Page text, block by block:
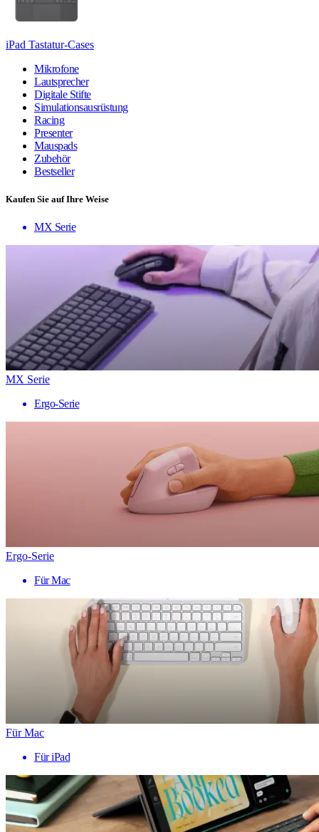
iPad Tastatur-Cases
Mikrofone
Lautsprecher
Digitale Stifte
Simulationsausrüstung
Racing
Presenter
Mauspads
Zubehör
Bestseller
Kaufen Sie auf Ihre Weise
MX Serie
MX Serie
Ergo-Serie
Ergo-Serie
Für Mac
Für Mac
Für iPad